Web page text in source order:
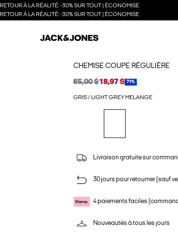
RETOUR À LA RÉALITÉ: -30% SUR TOUT | ÉCONOMISE
RETOUR À LA RÉALITÉ: -30% SUR TOUT | ÉCONOMISE
CHEMISE COUPE RÉGULIÈRE
65,00 $18,97 $ 71%
GRIS / LIGHT GREY MELANGE
Livraison gratuite sur
30 jours pour retourner (sauf
4 paiements faciles
Nouveautés à tous les jours